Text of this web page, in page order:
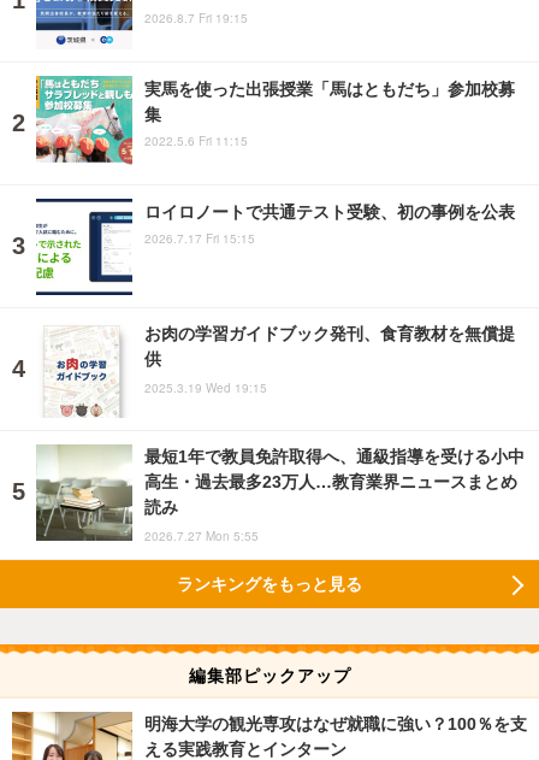
2026.8.7 Fri 19:15
実馬を使った出張授業「馬はともだち」参加校募
集
2022.5.6 Fri 11:15
ロイロノートで共通テスト受験、初の事例を公表
2026.7.17 Fri 15:15
お肉の学習ガイドブック発刊、食育教材を無償提
供
2025.3.19 Wed 19:15
最短1年で教員免許取得へ、通級指導を受ける小中
高生・過去最多23万人…教育業界ニュースまとめ
読み
2026.7.27 Mon 5:55
ランキングをもっと見る
編集部ピックアップ
明海大学の観光専攻はなぜ就職に強い？100％を支
える実践教育とインターン